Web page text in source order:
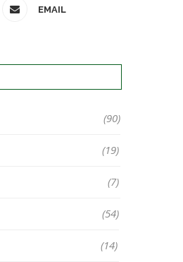
EMAIL
(90)
(19)
(7)
(54)
(14)